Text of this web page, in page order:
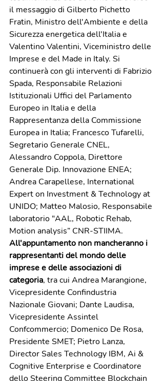
il messaggio di Gilberto Pichetto
Fratin, Ministro dell'Ambiente e della
Sicurezza energetica dell'Italia e
Valentino Valentini, Viceministro delle
Imprese e del Made in Italy. Si
continuerà con gli interventi di Fabrizio
Spada, Responsabile Relazioni
Istituzionali Uffici del Parlamento
Europeo in Italia e della
Rappresentanza della Commissione
Europea in Italia; Francesco Tufarelli,
Segretario Generale CNEL,
Alessandro Coppola, Direttore
Generale Dip. Innovazione ENEA;
Andrea Carapellese, International
Expert on Investment & Technology at
UNIDO; Matteo Malosio, Responsabile
laboratorio "AAL, Robotic Rehab,
Motion analysis” CNR-STIIMA.
All'appuntamento non mancheranno i
rappresentanti del mondo delle
imprese e delle associazioni di
categoria, tra cui Andrea Marangione,
Vicepresidente Confindustria
Nazionale Giovani; Dante Laudisa,
Vicepresidente Assintel
Confcommercio; Domenico De Rosa,
Presidente SMET; Pietro Lanza,
Director Sales Technology IBM, Ai &
Cognitive Enterprise e Coordinatore
dello Steering Committee Blockchain